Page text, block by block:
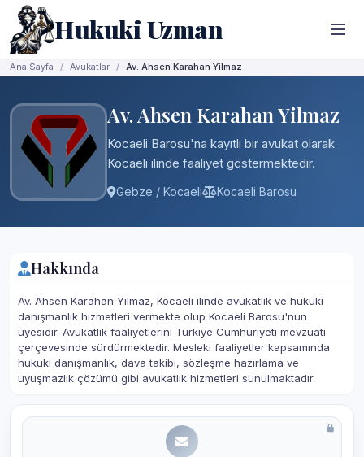
Hukuki Uzman
Ana Sayfa Avukatlar Av. Ahsen Karahan Yilmaz
Av. Ahsen Karahan Yilmaz
Kocaeli Barosu'na kayıtlı bir avukat olarak
Kocaeli ilinde faaliyet göstermektedir.
Gebze / Kocaeli Kocaeli Barosu
Hakkında
Av. Ahsen Karahan Yilmaz, Kocaeli ilinde avukatlık ve hukuki
danışmanlık hizmetleri vermekte olup Kocaeli Barosu'nun
üyesidir. Avukatlık faaliyetlerini Türkiye Cumhuriyeti mevzuatı
çerçevesinde sürdürmektedir. Mesleki faaliyetler kapsamında
hukuki danışmanlık, dava takibi, sözleşme hazırlama ve
uyuşmazlık çözümü gibi avukatlık hizmetleri sunulmaktadır.